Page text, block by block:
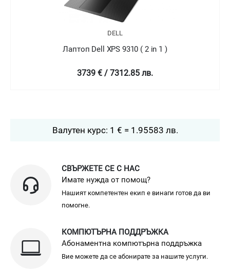
DELL
Лаптоп Dell XPS 9310 ( 2 in 1 )
4758.99 € / 9307.78 лв.
Валутен курс: 1 € = 1.95583 лв.
СВЪРЖЕТЕ СЕ С НАС
Имате нужда от помощ?
Нашият компетентен екип е винаги готов да ви
помогне.
КОМПЮТЪРНА ПОДДРЪЖКА
Абонаментна компютърна поддръжка
Вие можете да се абонирате за нашите услуги.